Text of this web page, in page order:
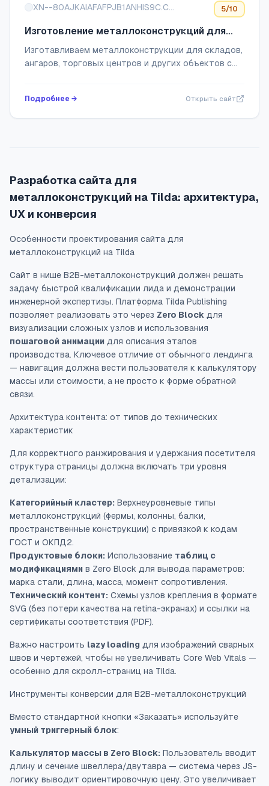
5/10
Изготовление металлоконструкций для
выполнения строительных работ
Изготавливаем металлоконструкции для складов,
ангаров, торговых центров и других объектов с
Подробнее → Открыть сайт
Разработка сайта для
металлоконструкций на Tilda: архитектура,
UX и конверсия
Особенности проектирования сайта для
металлоконструкций на Tilda
Сайт в нише B2B-металлоконструкций должен решать
задачу быстрой квалификации лида и демонстрации
инженерной экспертизы. Платформа Tilda Publishing
позволяет реализовать это через Zero Block для
визуализации сложных узлов и использования
пошаговой анимации для описания этапов
производства. Ключевое отличие от обычного лендинга
— навигация должна вести пользователя к калькулятору
массы или стоимости, а не просто к форме обратной
связи.
Архитектура контента: от типов до технических
характеристик
Для корректного ранжирования и удержания посетителя
структура страницы должна включать три уровня
детализации:
Категорийный кластер: Верхнеуровневые типы
металлоконструкций (фермы, колонны, балки,
пространственные конструкции) с привязкой к кодам
ГОСТ и ОКПД2.
Продуктовые блоки: Использование таблиц с
модификациями в Zero Block для вывода параметров:
марка стали, длина, масса, момент сопротивления.
Технический контент: Схемы узлов крепления в формате
SVG (без потери качества на retina-экранах) и ссылки на
сертификаты соответствия (PDF).
Важно настроить lazy loading для изображений сварных
швов и чертежей, чтобы не увеличивать Core Web Vitals —
особенно для скролл-страниц на Tilda.
Инструменты конверсии для B2B-металлоконструкций
Вместо стандартной кнопки «Заказать» используйте
умный триггерный блок:
Калькулятор массы в Zero Block: Пользователь вводит
длину и сечение швеллера/двутавра — система через JS-
логику выводит ориентировочную цену. Это увеличивает